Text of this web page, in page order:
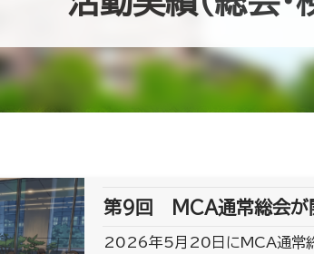
第9回 MCA通常総会が
2026年5月20日にMCA通常